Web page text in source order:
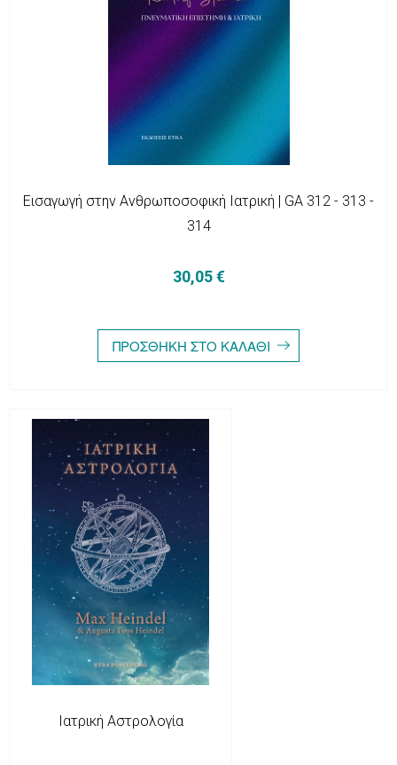
Εισαγωγή στην Ανθρωποσοφική Ιατρική | GA 312 - 313 -
314
30,05 €
Ιατρική Αστρολογία